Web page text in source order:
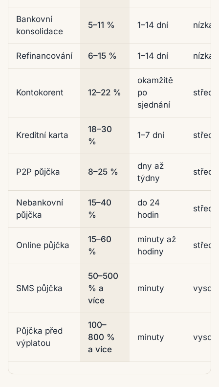
Bankovní
konsolidace
5–11 % 1–14 dní nízká
Refinancování 6–15 % 1–14 dní nízká
Kontokorent 12–22 %
okamžitě
po
sjednání
Kreditní karta
18–30
%
1–7 dní
P2P půjčka 8–25 %
dny až
týdny
Nebankovní
půjčka
15–40
%
do 24
hodin
Online půjčka
15–60
%
minuty až
hodiny
SMS půjčka
50–500
% a
více
minuty
Půjčka před
výplatou
100–
800 %
a více
minuty